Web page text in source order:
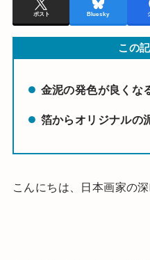
ポスト Bluesky
この
金泥の発色が良くな
箔からオリジナルの
こんにちは、日本画家の深